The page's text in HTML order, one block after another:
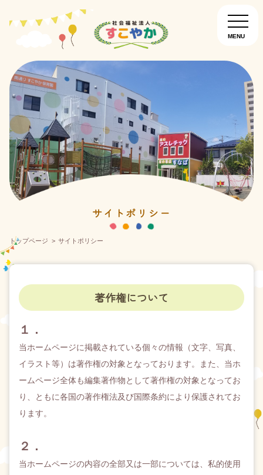
MENU
園について
お知らせ
入園について
南通りすこやか保育園
こどものいえ保育園
お問い合わせ 財務内容
個人情報保護方針
サイトポリシー
サイトマップ
サイトポリシー
トップページ サイトポリシー
著作権について
１．
当ホームページに掲載されている個々の情報（文字、写真、
イラスト等）は著作権の対象となっております。また、当ホ
ームページ全体も編集著作物として著作権の対象となってお
り、ともに各国の著作権法及び国際条約により保護されてお
ります。
２．
当ホームページの内容の全部又は一部については、私的使用